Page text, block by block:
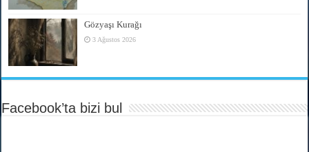
Gözyaşı Kurağı
3 Ağustos 2026
Facebook’ta bizi bul